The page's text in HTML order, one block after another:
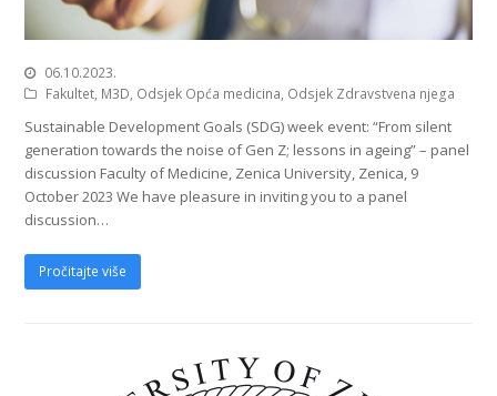
06.10.2023.
Fakultet, M3D, Odsjek Opća medicina, Odsjek Zdravstvena njega
Sustainable Development Goals (SDG) week event: “From silent
generation towards the noise of Gen Z; lessons in ageing” – panel
discussion Faculty of Medicine, Zenica University, Zenica, 9
October 2023 We have pleasure in inviting you to a panel
discussion…
Pročitajte više